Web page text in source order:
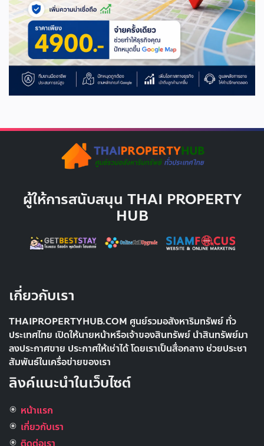
ผู้ให้การสนับสนุน THAI PROPERTY
HUB
เกี่ยวกับเรา
THAIPROPERTYHUB.COM ศูนย์รวมอสังหาริมทรัพย์ ทั่ว
ประเทศไทย เปิดให้นายหน้าหรือเจ้าของสินทรัพย์ นำสินทรัพย์มา
ลงประกาศขาย ประกาศให้เช่าได้ โดยเราเป็นสื่อกลาง ช่วยประชา
สัมพันธ์ในเครื่อข่ายของเรา
ลิงค์แนะนำในเว็บไซต์
หน้าแรก
เกี่ยวกับเรา